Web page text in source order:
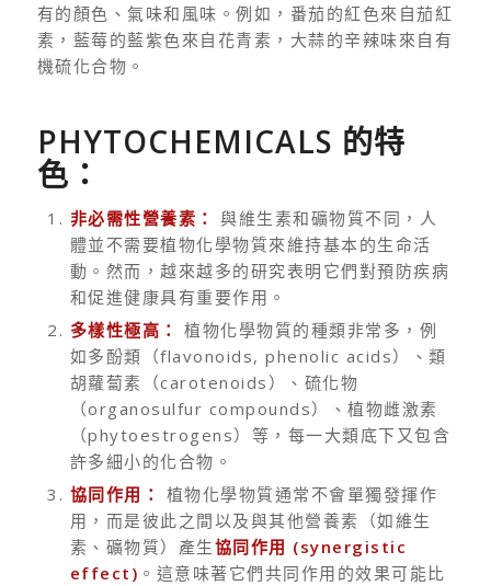
有的顏色、氣味和風味。例如，番茄的紅色來自茄紅
素，藍莓的藍紫色來自花青素，大蒜的辛辣味來自有
機硫化合物。
PHYTOCHEMICALS 的特
色：
非必需性營養素： 與維生素和礦物質不同，人
體並不需要植物化學物質來維持基本的生命活
動。然而，越來越多的研究表明它們對預防疾病
和促進健康具有重要作用。
多樣性極高： 植物化學物質的種類非常多，例
如多酚類（flavonoids, phenolic acids）、類
胡蘿蔔素（carotenoids）、硫化物
（organosulfur compounds）、植物雌激素
（phytoestrogens）等，每一大類底下又包含
許多細小的化合物。
協同作用： 植物化學物質通常不會單獨發揮作
用，而是彼此之間以及與其他營養素（如維生
素、礦物質）產生協同作用 (synergistic
effect) 。這意味著它們共同作用的效果可能比